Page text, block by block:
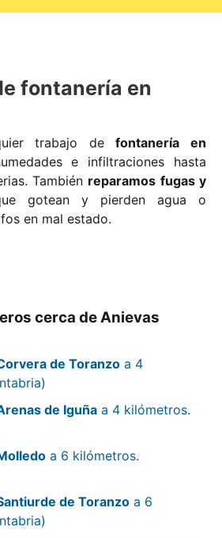
fontanería en
trabajo defontanería en
e infiltraciones hasta
También reparamos fugas y
gotean y pierden agua o
en mal estado.
cerca de Anievas
de Toranzo a 4
de Iguña a 4 kilómetros.
a 6 kilómetros.
de Toranzo a 6